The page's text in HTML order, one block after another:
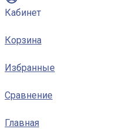
Кабинет
Корзина
Избранные
Сравнение
Главная